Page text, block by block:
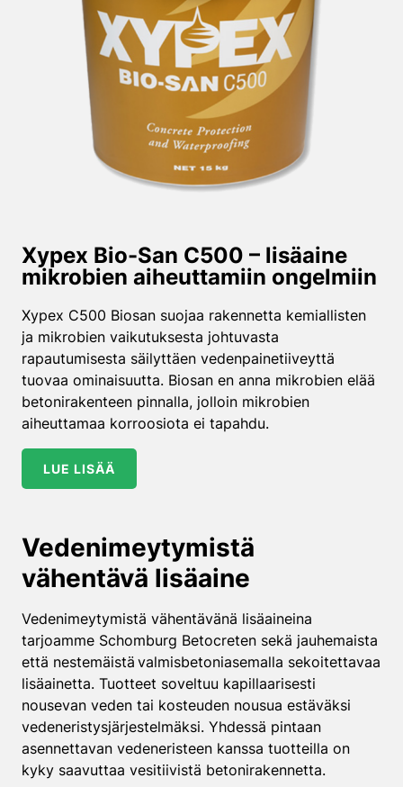
Xypex Bio-San C500 – lisäaine
mikrobien aiheuttamiin ongelmiin
Xypex C500 Biosan suojaa rakennetta kemiallisten
ja mikrobien vaikutuksesta johtuvasta
rapautumisesta säilyttäen vedenpainetiiveyttä
tuovaa ominaisuutta. Biosan en anna mikrobien elää
betonirakenteen pinnalla, jolloin mikrobien
aiheuttamaa korroosiota ei tapahdu.
LUE LISÄÄ
Vedenimeytymistä
vähentävä lisäaine
Vedenimeytymistä vähentävänä lisäaineina
tarjoamme Schomburg Betocreten sekä jauhemaista
että nestemäistä valmisbetoniasemalla sekoitettavaa
lisäainetta. Tuotteet soveltuu kapillaarisesti
nousevan veden tai kosteuden nousua estäväksi
vedeneristysjärjestelmäksi. Yhdessä pintaan
asennettavan vedeneristeen kanssa tuotteilla on
kyky saavuttaa vesitiivistä betonirakennetta.